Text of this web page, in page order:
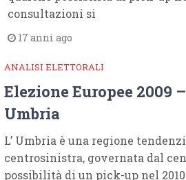
consultazioni si
17 anni ago
ANALISI ELETTORALI
Elezione Europee 2009
Umbria
L’ Umbria è una regione
centrosinistra, governata dal
possibilità di un pick-up nel